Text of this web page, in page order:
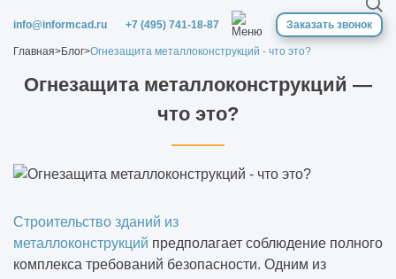
info@informcad.ru +7 (495) 741-18-87 Заказать звонок
Главная>Блог>Огнезащита металлоконструкций - что это?
Огнезащита металлоконструкций —
что это?
Строительство зданий из
металлоконструкций предполагает соблюдение полного
комплекса требований безопасности. Одним из